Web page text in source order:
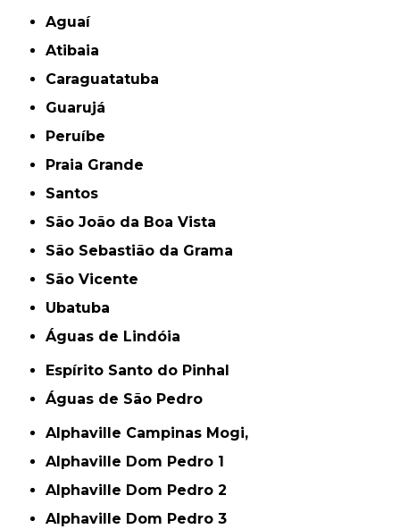
Aguaí
Atibaia
Caraguatatuba
Guarujá
Peruíbe
Praia Grande
Santos
São João da Boa Vista
São Sebastião da Grama
São Vicente
Ubatuba
Águas de Lindóia
Espírito Santo do Pinhal
Águas de São Pedro
Alphaville Campinas Mogi,
Alphaville Dom Pedro 1
Alphaville Dom Pedro 2
Alphaville Dom Pedro 3